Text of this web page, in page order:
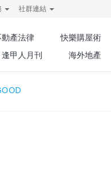
社群連結
動產法律 快樂購屋術
逢甲人月刊 海外地產